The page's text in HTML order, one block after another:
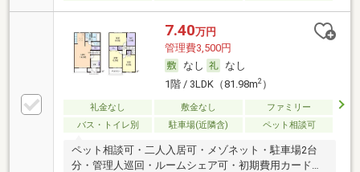
7.40万円
管理費3,500円
なし
なし
1階 / 3LDK（81.98m2）
礼金なし 敷金なし
ファミリー
バス・トイレ別
駐車場(近隣含) ペット相談可
ペット相談可・二人入居可・メゾネット・駐車場2台
分・管理人巡回・ルームシェア可・初期費用カード決